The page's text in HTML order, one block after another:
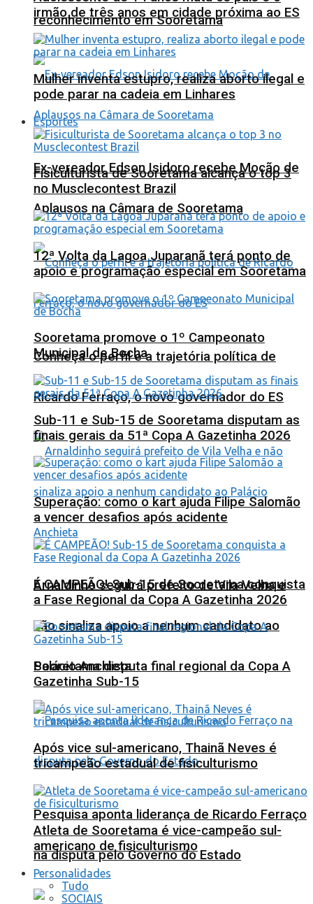
reconhecimento em Sooretama
Ex-vereador Edson Isidoro recebe Moção de
Aplausos na Câmara de Sooretama
Conheça o perfil e a trajetória política de
Ricardo Ferraço, o novo governador do ES
Arnaldinho seguirá prefeito de Vila Velha e
não sinaliza apoio a nenhum candidato ao
Palácio Anchieta
Pesquisa aponta liderança de Ricardo Ferraço
na disputa pelo Governo do Estado
irmão de três anos em cidade próxima ao ES
Mulher inventa estupro, realiza aborto ilegal e
pode parar na cadeia em Linhares
Esportes
Fisiculturista de Sooretama alcança o top 3
no Musclecontest Brazil
12ª Volta da Lagoa Juparanã terá ponto de
apoio e programação especial em Sooretama
Sooretama promove o 1º Campeonato
Municipal de Bocha
Sub-11 e Sub-15 de Sooretama disputam as
finais gerais da 51ª Copa A Gazetinha 2026
Superação: como o kart ajuda Filipe Salomão
a vencer desafios após acidente
É CAMPEÃO! Sub-15 de Sooretama conquista
a Fase Regional da Copa A Gazetinha 2026
Sooretama disputa final regional da Copa A
Gazetinha Sub-15
Após vice sul-americano, Thainã Neves é
tricampeão estadual de fisiculturismo
Atleta de Sooretama é vice-campeão sul-
americano de fisiculturismo
Personalidades
Tudo
SOCIAIS